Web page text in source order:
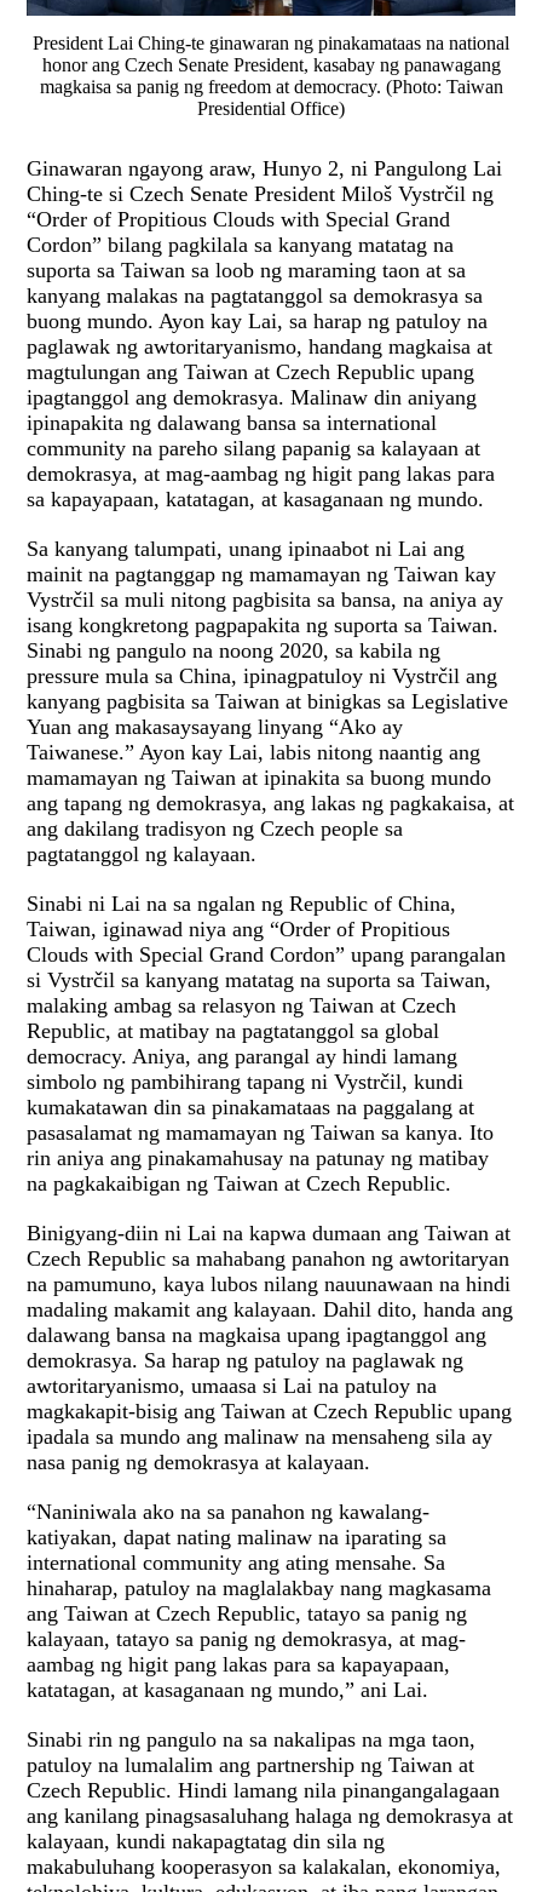
President Lai Ching-te ginawaran ng pinakamataas na national
honor ang Czech Senate President, kasabay ng panawagang
magkaisa sa panig ng freedom at democracy. (Photo: Taiwan
Presidential Office)
Ginawaran ngayong araw, Hunyo 2, ni Pangulong Lai
Ching-te si Czech Senate President Miloš Vystrčil ng
“Order of Propitious Clouds with Special Grand
Cordon” bilang pagkilala sa kanyang matatag na
suporta sa Taiwan sa loob ng maraming taon at sa
kanyang malakas na pagtatanggol sa demokrasya sa
buong mundo. Ayon kay Lai, sa harap ng patuloy na
paglawak ng awtoritaryanismo, handang magkaisa at
magtulungan ang Taiwan at Czech Republic upang
ipagtanggol ang demokrasya. Malinaw din aniyang
ipinapakita ng dalawang bansa sa international
community na pareho silang papanig sa kalayaan at
demokrasya, at mag-aambag ng higit pang lakas para
sa kapayapaan, katatagan, at kasaganaan ng mundo.
Sa kanyang talumpati, unang ipinaabot ni Lai ang
mainit na pagtanggap ng mamamayan ng Taiwan kay
Vystrčil sa muli nitong pagbisita sa bansa, na aniya ay
isang kongkretong pagpapakita ng suporta sa Taiwan.
Sinabi ng pangulo na noong 2020, sa kabila ng
pressure mula sa China, ipinagpatuloy ni Vystrčil ang
kanyang pagbisita sa Taiwan at binigkas sa Legislative
Yuan ang makasaysayang linyang “Ako ay
Taiwanese.” Ayon kay Lai, labis nitong naantig ang
mamamayan ng Taiwan at ipinakita sa buong mundo
ang tapang ng demokrasya, ang lakas ng pagkakaisa, at
ang dakilang tradisyon ng Czech people sa
pagtatanggol ng kalayaan.
Sinabi ni Lai na sa ngalan ng Republic of China,
Taiwan, iginawad niya ang “Order of Propitious
Clouds with Special Grand Cordon” upang parangalan
si Vystrčil sa kanyang matatag na suporta sa Taiwan,
malaking ambag sa relasyon ng Taiwan at Czech
Republic, at matibay na pagtatanggol sa global
democracy. Aniya, ang parangal ay hindi lamang
simbolo ng pambihirang tapang ni Vystrčil, kundi
kumakatawan din sa pinakamataas na paggalang at
pasasalamat ng mamamayan ng Taiwan sa kanya. Ito
rin aniya ang pinakamahusay na patunay ng matibay
na pagkakaibigan ng Taiwan at Czech Republic.
Binigyang-diin ni Lai na kapwa dumaan ang Taiwan at
Czech Republic sa mahabang panahon ng awtoritaryan
na pamumuno, kaya lubos nilang nauunawaan na hindi
madaling makamit ang kalayaan. Dahil dito, handa ang
dalawang bansa na magkaisa upang ipagtanggol ang
demokrasya. Sa harap ng patuloy na paglawak ng
awtoritaryanismo, umaasa si Lai na patuloy na
magkakapit-bisig ang Taiwan at Czech Republic upang
ipadala sa mundo ang malinaw na mensaheng sila ay
nasa panig ng demokrasya at kalayaan.
“Naniniwala ako na sa panahon ng kawalang-
katiyakan, dapat nating malinaw na iparating sa
international community ang ating mensahe. Sa
hinaharap, patuloy na maglalakbay nang magkasama
ang Taiwan at Czech Republic, tatayo sa panig ng
kalayaan, tatayo sa panig ng demokrasya, at mag-
aambag ng higit pang lakas para sa kapayapaan,
katatagan, at kasaganaan ng mundo,” ani Lai.
Sinabi rin ng pangulo na sa nakalipas na mga taon,
patuloy na lumalalim ang partnership ng Taiwan at
Czech Republic. Hindi lamang nila pinangangalagaan
ang kanilang pinagsasaluhang halaga ng demokrasya at
kalayaan, kundi nakapagtatag din sila ng
makabuluhang kooperasyon sa kalakalan, ekonomiya,